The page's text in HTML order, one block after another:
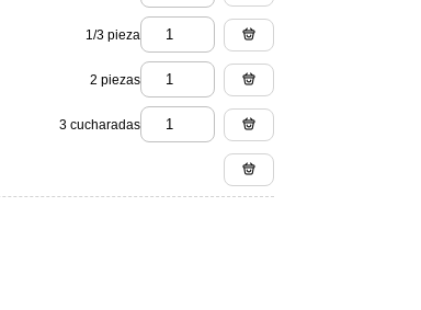
1/3 pieza
2 piezas
3 cucharadas